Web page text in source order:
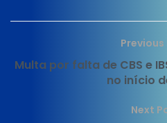
Previous
Multa por falta de CBS e
no início
Next